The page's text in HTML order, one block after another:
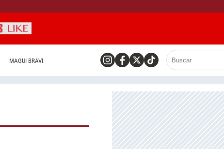
MAGUI BRAVI